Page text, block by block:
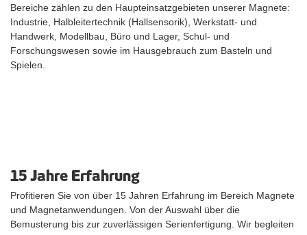
Bereiche zählen zu den Haupteinsatzgebieten unserer Magnete:
Industrie, Halbleitertechnik (Hallsensorik), Werkstatt- und
Handwerk, Modellbau, Büro und Lager, Schul- und
Forschungswesen sowie im Hausgebrauch zum Basteln und
Spielen.
15 Jahre Erfahrung
Profitieren Sie von über 15 Jahren Erfahrung im Bereich Magnete
und Magnetanwendungen. Von der Auswahl über die
Bemusterung bis zur zuverlässigen Serienfertigung. Wir begleiten